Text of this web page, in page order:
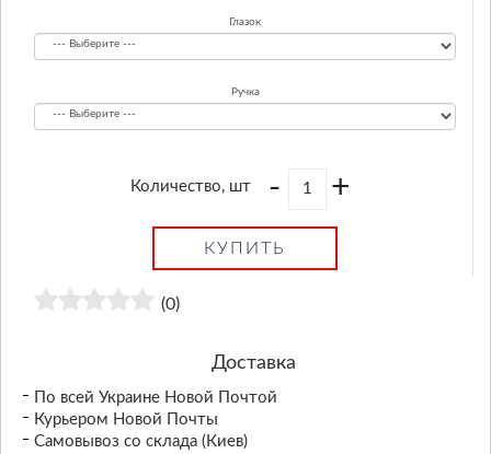
Глазок
Ручка
Количество, шт - +
КУПИТЬ
(0)
Доставка
По всей Украине Новой Почтой
Курьером Новой Почты
Самовывоз со склада (Киев)